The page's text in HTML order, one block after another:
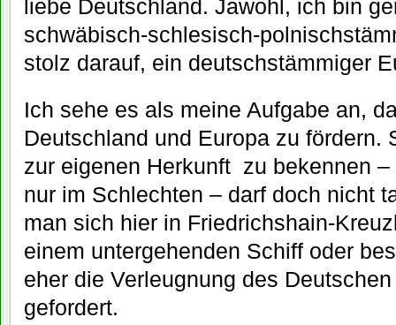
liebe Deutschland. Jawohl, ich bin
schwäbisch-schlesisch-
stolz darauf, ein deutschstämmiger
Ich sehe es als meine Aufgabe an,
Deutschland und Europa zu fördern.
zur eigenen Herkunft zu bekennen
nur im Schlechten – darf doch nicht
man sich hier in Friedrichshain-
einem untergehenden Schiff oder
eher die Verleugnung des
gefordert.